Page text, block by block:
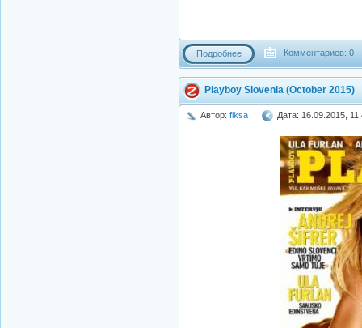
Подробнее Комментариев: 0
Playboy Slovenia (October 2015)
Автор: fiksa Дата: 16.09.2015,